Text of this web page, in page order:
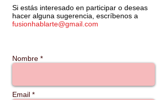
Si estás interesado en participar o deseas
hacer alguna sugerencia, escríbenos a
fusionhablarte@gmail.com
Nombre *
Email *